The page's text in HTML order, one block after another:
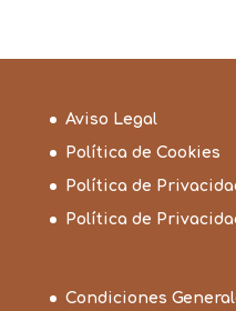
Aviso Legal
Política de Cookies
Política de
Política de
Condiciones